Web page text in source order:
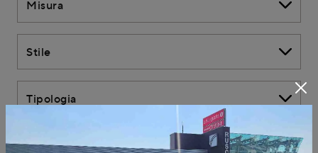
Misura
Stile
Tipologia
I più visti a :